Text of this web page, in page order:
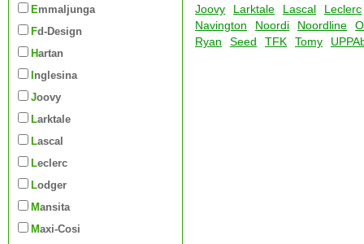
Emmaljunga
Fd-Design
Hartan
Inglesina
Joovy
Larktale
Lascal
Leclerc
Lodger
Mansita
Maxi-Cosi
Joovy
Larktale Lascal
Leclerc
Navington
Noordi Noordline
Ryan
Seed TFK Tomy